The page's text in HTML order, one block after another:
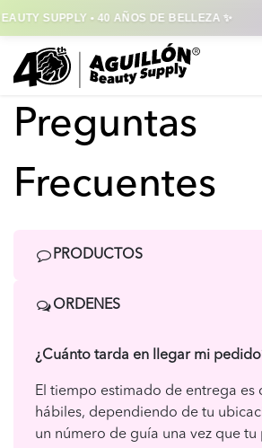
Ir al contenido
Preguntas
Frecuentes
PRODUCTOS
ORDENES
¿Cuánto tarda en llegar mi
El tiempo estimado de entrega es
hábiles, dependiendo de tu
un número de guía una vez que
SUPPLY • 40 AÑOS DE BELLEZA ✨